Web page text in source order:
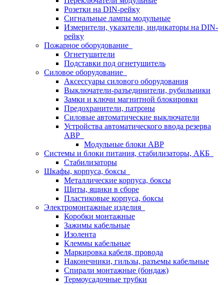
Розетки на DIN-рейку
Сигнальные лампы модульные
Измерители, указатели, индикаторы на DIN-
рейку
Пожарное оборудование
Огнетушители
Подставки под огнетушитель
Силовое оборудование
Аксессуары силового оборудования
Выключатели-разъединители, рубильники
Замки и ключи магнитной блокировки
Предохранители, патроны
Силовые автоматические выключатели
Устройства автоматического ввода резерва
АВР
Модульные блоки АВР
Системы и блоки питания, стабилизаторы, АКБ
Стабилизаторы
Шкафы, корпуса, боксы
Металлические корпуса, боксы
Щиты, ящики в сборе
Пластиковые корпуса, боксы
Электромонтажные изделия
Коробки монтажные
Зажимы кабельные
Изолента
Клеммы кабельные
Маркировка кабеля, провода
Наконечники, гильзы, разъемы кабельные
Спирали монтажные (бондаж)
Термоусадочные трубки